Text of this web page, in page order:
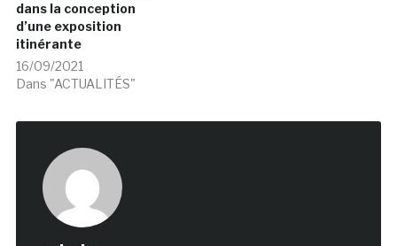
dans la conception
d’une exposition
itinérante
16/09/2021
Dans "ACTUALITÉS"